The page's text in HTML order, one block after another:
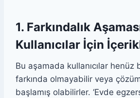
1. Farkındalık
Kullanıcılar İçin
Bu aşamada kullanıcılar henüz
farkında olmayabilir veya
başlamış olabilirler. ‘Evde